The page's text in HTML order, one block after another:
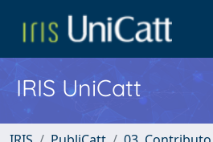
IRIS UniCatt